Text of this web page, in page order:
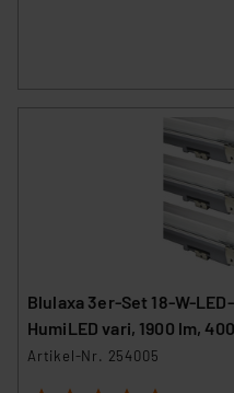
Blulaxa 3er-Set 18-W-
HumiLED vari, 1900 lm,
Artikel-Nr. 254005